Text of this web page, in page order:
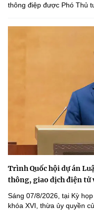
thông điệp được Phó Thủ
Trình Quốc hội dự án
thông, giao dịch điện tử
Sáng 07/8/2026, tại Kỳ
khóa XVI, thừa ủy quyền